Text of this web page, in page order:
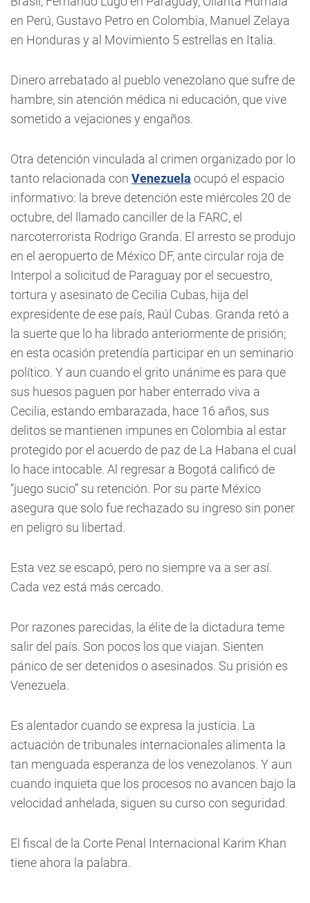
en Perú, Gustavo Petro en Colombia, Manuel Zelaya
en Honduras y al Movimiento 5 estrellas en Italia.
Dinero arrebatado al pueblo venezolano que sufre de
hambre, sin atención médica ni educación, que vive
sometido a vejaciones y engaños.
Otra detención vinculada al crimen organizado por lo
tanto relacionada con Venezuela ocupó el espacio
informativo: la breve detención este miércoles 20 de
octubre, del llamado canciller de la FARC, el
narcoterrorista Rodrigo Granda. El arresto se produjo
en el aeropuerto de México DF, ante circular roja de
Interpol a solicitud de Paraguay por el secuestro,
tortura y asesinato de Cecilia Cubas, hija del
expresidente de ese país, Raúl Cubas. Granda retó a
la suerte que lo ha librado anteriormente de prisión;
en esta ocasión pretendía participar en un seminario
político. Y aun cuando el grito unánime es para que
sus huesos paguen por haber enterrado viva a
Cecilia, estando embarazada, hace 16 años, sus
delitos se mantienen impunes en Colombia al estar
protegido por el acuerdo de paz de La Habana el cual
lo hace intocable. Al regresar a Bogotá calificó de
“juego sucio” su retención. Por su parte México
asegura que solo fue rechazado su ingreso sin poner
en peligro su libertad.
Esta vez se escapó, pero no siempre va a ser así.
Cada vez está más cercado.
Por razones parecidas, la élite de la dictadura teme
salir del país. Son pocos los que viajan. Sienten
pánico de ser detenidos o asesinados. Su prisión es
Venezuela.
Es alentador cuando se expresa la justicia. La
actuación de tribunales internacionales alimenta la
tan menguada esperanza de los venezolanos. Y aun
cuando inquieta que los procesos no avancen bajo la
velocidad anhelada, siguen su curso con seguridad.
El fiscal de la Corte Penal Internacional Karim Khan
tiene ahora la palabra.